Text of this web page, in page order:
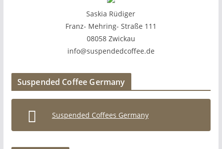
Saskia Rüdiger
Franz- Mehring- Straße 111
08058 Zwickau
info@suspendedcoffee.de
Suspended Coffee Germany
Suspended Coffees Germany